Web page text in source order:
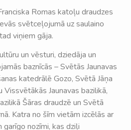
Romas katoļu draudzes
svētceļojumā uz saulaino
viņiem gāja.
un vēsturi, dziedāja un
baznīcās – Svētās Jaunavas
katedrālē Gozo, Svētā Jāņa
Vissvētākās Jaunavas bazilikā,
Šāras draudzē un Svētā
Katra no šīm vietām izcēlās ar
nozīmi, kas dziļi